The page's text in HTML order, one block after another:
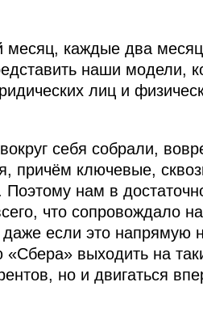
месяц, каждые два
наши модели,
лиц и
себя собрали,
причём ключевые,
нам в
что сопровождало
если это напрямую
выходить на
но и двигаться